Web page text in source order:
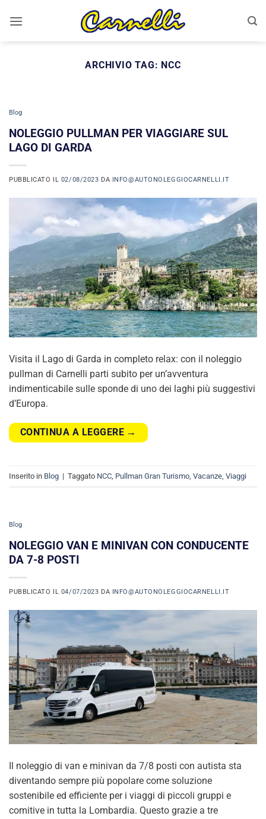
ARCHIVIO TAG: NCC
Blog
NOLEGGIO PULLMAN PER VIAGGIARE SUL
LAGO DI GARDA
PUBBLICATO IL 02/08/2023 DA INFO@AUTONOLEGGIOCARNELLI.IT
Visita il Lago di Garda in completo relax: con il noleggio
pullman di Carnelli parti subito per un’avventura
indimenticabile sulle sponde di uno dei laghi più suggestivi
d’Europa.
CONTINUA A LEGGERE →
Inserito in Blog | Taggato NCC Pullman Gran Turismo Vacanze Viaggi
Blog
NOLEGGIO VAN E MINIVAN CON CONDUCENTE
DA 7-8 POSTI
PUBBLICATO IL 04/07/2023 DA INFO@AUTONOLEGGIOCARNELLI.IT
Il noleggio di van e minivan da 7/8 posti con autista sta
diventando sempre più popolare come soluzione
sostenibile ed efficiente per i viaggi di piccoli gruppi e
comitive in tutta la Lombardia. Questo grazie a tre